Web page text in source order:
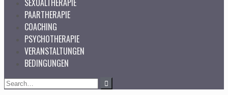
SEXUALTHERAPIE
PAARTHERAPIE
COACHING
PSYCHOTHERAPIE
VERANSTALTUNGEN
BEDINGUNGEN
Search
for: